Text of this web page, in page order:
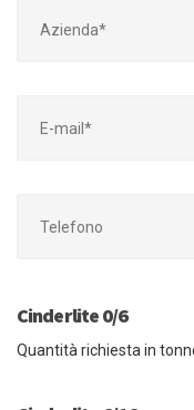
Cinderlite 0/6
Quantità richiesta in